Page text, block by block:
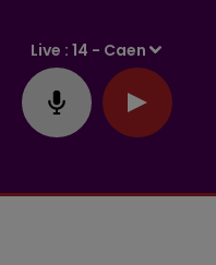
Live :14 - Caen